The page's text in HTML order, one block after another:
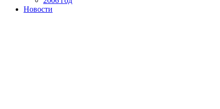
Новости